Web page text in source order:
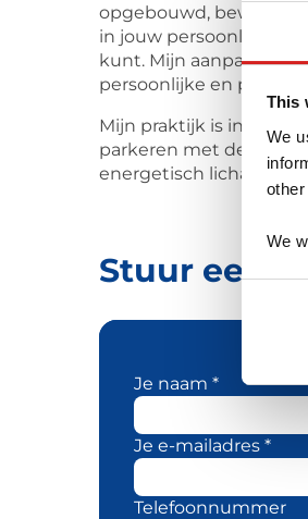
This
We
We
opgebouwd, bewust
in jouw persoonlijke
kunt. Mijn aanpak is
persoonlijke en
Mijn praktijk is in
parkeren met de auto.
energetisch
Stuur een
Je naam *
Je e-mailadres *
Telefoonnummer